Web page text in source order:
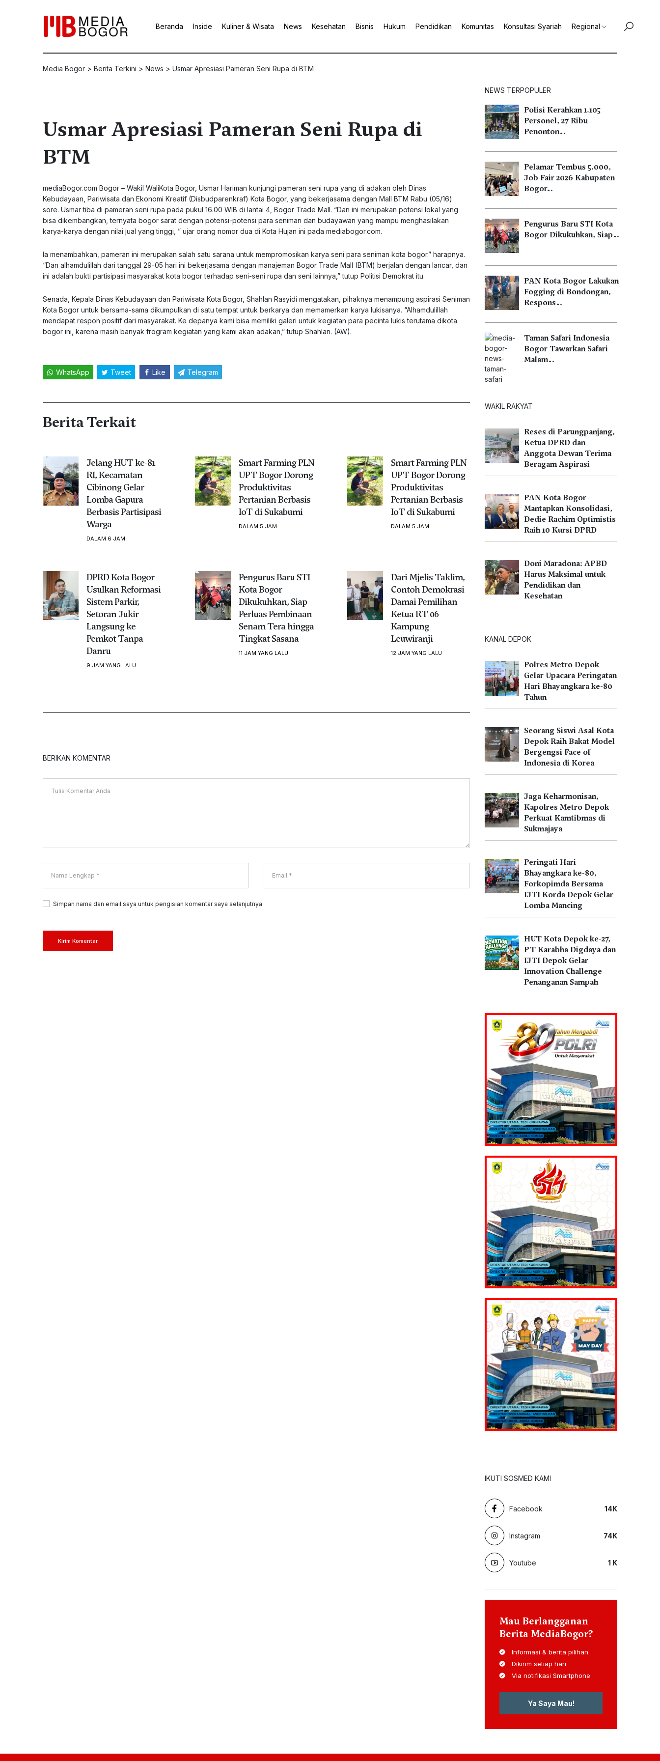
Beranda Inside Kuliner & Wisata News Kesehatan Bisnis Hukum Pendidikan Komunitas Konsultasi Syariah Regional
Media Bogor > Berita Terkini > News > Usmar Apresiasi Pameran Seni Rupa di BTM
Usmar Apresiasi Pameran Seni Rupa di
BTM
mediaBogor.com Bogor – Wakil WaliKota Bogor, Usmar Hariman kunjungi pameran seni rupa yang di adakan oleh Dinas
Kebudayaan, Pariwisata dan Ekonomi Kreatif (Disbudparenkraf) Kota Bogor, yang bekerjasama dengan Mall BTM Rabu (05/16)
sore. Usmar tiba di pameran seni rupa pada pukul 16.00 WIB di lantai 4, Bogor Trade Mall. “Dan ini merupakan potensi lokal yang
bisa dikembangkan, ternyata bogor sarat dengan potensi-potensi para seniman dan budayawan yang mampu menghasilakan
karya-karya dengan nilai jual yang tinggi, ” ujar orang nomor dua di Kota Hujan ini pada mediabogor.com.
Ia menambahkan, pameran ini merupakan salah satu sarana untuk mempromosikan karya seni para seniman kota bogor.” harapnya.
“Dan alhamdulillah dari tanggal 29-05 hari ini bekerjasama dengan manajeman Bogor Trade Mall (BTM) berjalan dengan lancar, dan
ini adalah bukti partisipasi masyarakat kota bogor terhadap seni-seni rupa dan seni lainnya,” tutup Politisi Demokrat itu.
Senada, Kepala Dinas Kebudayaan dan Pariwisata Kota Bogor, Shahlan Rasyidi mengatakan, pihaknya menampung aspirasi Seniman
Kota Bogor untuk bersama-sama dikumpulkan di satu tempat untuk berkarya dan memamerkan karya lukisanya. “Alhamdulillah
mendapat respon positif dari masyarakat. Ke depanya kami bisa memiliki galeri untuk kegiatan para pecinta lukis terutama dikota
bogor ini, karena masih banyak frogram kegiatan yang kami akan adakan,” tutup Shahlan. (AW).
WhatsApp Tweet Like Telegram
Berita Terkait
Jelang HUT ke-81
RI, Kecamatan
Cibinong Gelar
Lomba Gapura
Berbasis Partisipasi
Warga
DALAM 6 JAM
Smart Farming PLN
UPT Bogor Dorong
Produktivitas
Pertanian Berbasis
IoT di Sukabumi
DALAM 5 JAM
Smart Farming PLN
UPT Bogor Dorong
Produktivitas
Pertanian Berbasis
IoT di Sukabumi
DALAM 5 JAM
DPRD Kota Bogor
Usulkan Reformasi
Sistem Parkir,
Setoran Jukir
Langsung ke
Pemkot Tanpa
Danru
9 JAM YANG LALU
Pengurus Baru STI
Kota Bogor
Dikukuhkan, Siap
Perluas Pembinaan
Senam Tera hingga
Tingkat Sasana
11 JAM YANG LALU
Dari Mjelis Taklim,
Contoh Demokrasi
Damai Pemilihan
Ketua RT 06
Kampung
Leuwiranji
12 JAM YANG LALU
BERIKAN KOMENTAR
Simpan nama dan email saya untuk pengisian komentar saya selanjutnya
Kirim Komentar
NEWS TERPOPULER
Polisi Kerahkan 1.105
Personel, 27 Ribu
Penonton…
Pelamar Tembus 5.000,
Job Fair 2026 Kabupaten
Bogor…
Pengurus Baru STI Kota
Bogor Dikukuhkan, Siap…
PAN Kota Bogor Lakukan
Fogging di Bondongan,
Respons…
Taman Safari Indonesia
Bogor Tawarkan Safari
Malam…
WAKIL RAKYAT
Reses di Parungpanjang,
Ketua DPRD dan
Anggota Dewan Terima
Beragam Aspirasi
PAN Kota Bogor
Mantapkan Konsolidasi,
Dedie Rachim Optimistis
Raih 10 Kursi DPRD
Doni Maradona: APBD
Harus Maksimal untuk
Pendidikan dan
Kesehatan
KANAL DEPOK
Polres Metro Depok
Gelar Upacara Peringatan
Hari Bhayangkara ke-80
Tahun
Seorang Siswi Asal Kota
Depok Raih Bakat Model
Bergengsi Face of
Indonesia di Korea
Jaga Keharmonisan,
Kapolres Metro Depok
Perkuat Kamtibmas di
Sukmajaya
Peringati Hari
Bhayangkara ke-80,
Forkopimda Bersama
IJTI Korda Depok Gelar
Lomba Mancing
HUT Kota Depok ke-27,
PT Karabha Digdaya dan
IJTI Depok Gelar
Innovation Challenge
Penanganan Sampah
IKUTI SOSMED KAMI
Facebook 14K
Instagram 74K
Youtube 1 K
Mau Berlangganan
Berita MediaBogor?
Informasi & berita pilihan
Dikirim setiap hari
Via notifikasi Smartphone
Ya Saya Mau!